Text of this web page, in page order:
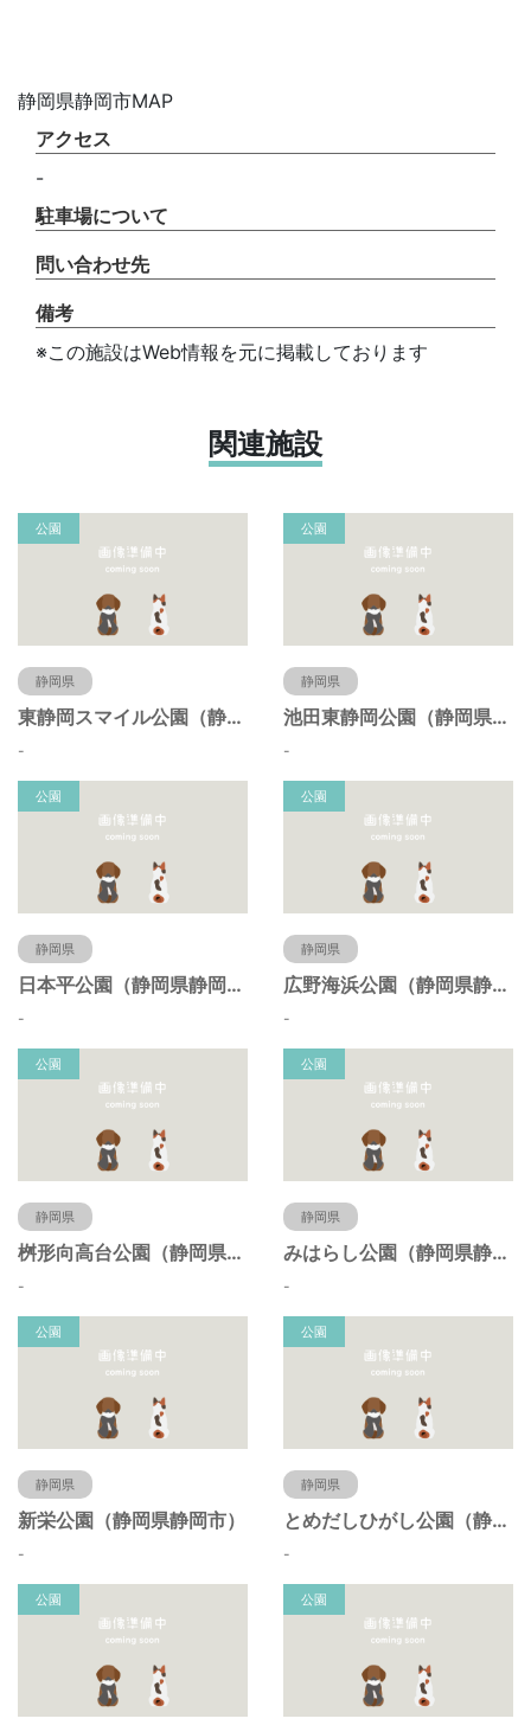
静岡県静岡市MAP
アクセス
-
駐車場について
問い合わせ先
備考
※この施設はWeb情報を元に掲載しております
関連施設
公園
静岡県
東静岡スマイル公園（静岡県静岡市）
-
公園
静岡県
池田東静岡公園（静岡県静岡市）
-
公園
静岡県
日本平公園（静岡県静岡市）
-
公園
静岡県
広野海浜公園（静岡県静岡市）
-
公園
静岡県
桝形向高台公園（静岡県静岡市）
-
公園
静岡県
みはらし公園（静岡県静岡市）
-
公園
静岡県
新栄公園（静岡県静岡市）
-
公園
静岡県
とめだしひがし公園（静岡県静岡市）
-
公園 公園